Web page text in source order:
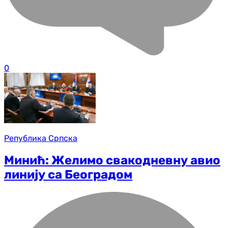
0
Република Српска
Минић: Желимо свакодневну авио
линију са Београдом